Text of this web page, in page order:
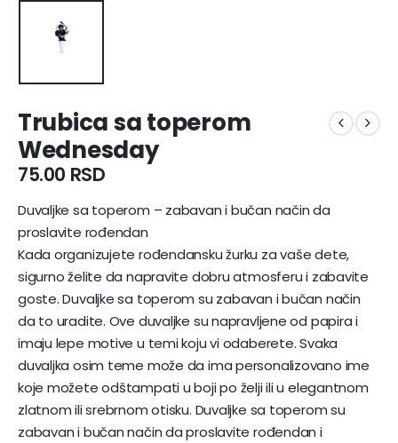
Trubica sa toperom
Wednesday
75.00 RSD
Duvaljke sa toperom – zabavan i bučan način da
proslavite rođendan
Kada organizujete rođendansku žurku za vaše dete,
sigurno želite da napravite dobru atmosferu i zabavite
goste. Duvaljke sa toperom su zabavan i bučan način
da to uradite. Ove duvaljke su napravljene od papira i
imaju lepe motive u temi koju vi odaberete. Svaka
duvaljka osim teme može da ima personalizovano ime
koje možete odštampati u boji po želji ili u elegantnom
zlatnom ili srebrnom otisku. Duvaljke sa toperom su
zabavan i bučan način da proslavite rođendan i